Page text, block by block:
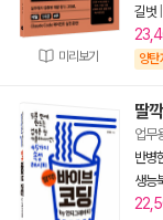
미리보기
길벗
양탄
딸
업무
반병
생능